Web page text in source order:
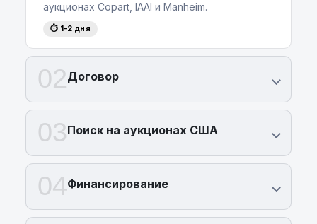
аукционах Copart, IAAI и Manheim.
⏱ 1-2 дня
02Договор
03Поиск на аукционах США
04Финансирование